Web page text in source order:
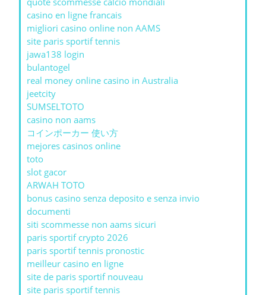
casino en ligne francais
migliori casino online non AAMS
site paris sportif tennis
jawa138 login
bulantogel
real money online casino in Australia
jeetcity
SUMSELTOTO
casino non aams
コインポーカー 使い方
mejores casinos online
toto
slot gacor
ARWAH TOTO
bonus casino senza deposito e senza invio
documenti
siti scommesse non aams sicuri
paris sportif crypto 2026
paris sportif tennis pronostic
meilleur casino en ligne
site de paris sportif nouveau
site paris sportif tennis